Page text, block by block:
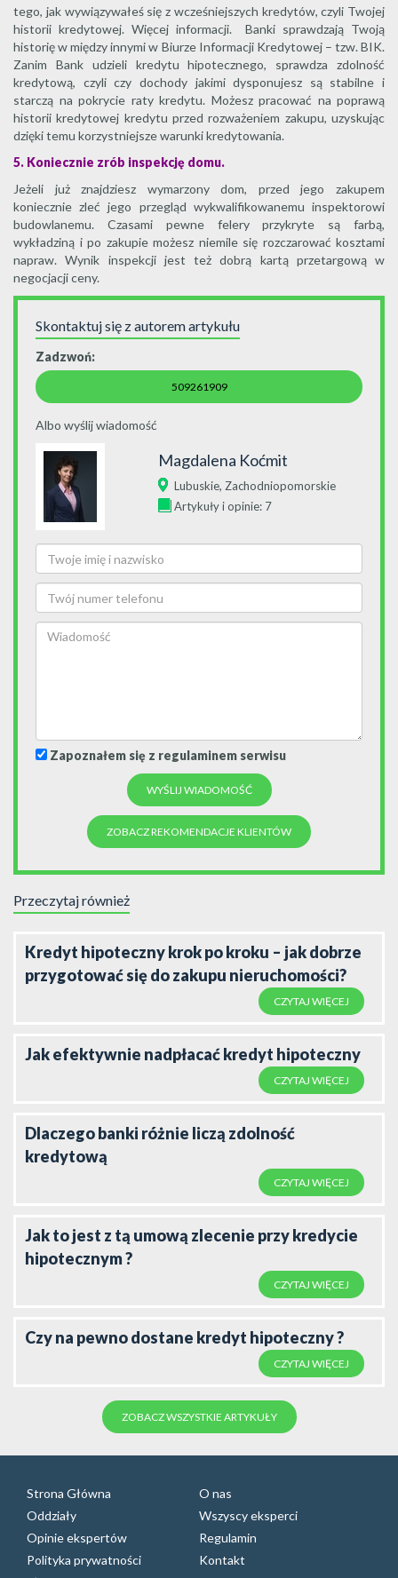
tego, jak wywiązywałeś się z wcześniejszych kredytów, czyli Twojej
historii kredytowej. Więcej informacji. Banki sprawdzają Twoją
historię w między innymi w Biurze Informacji Kredytowej – tzw. BIK.
Zanim Bank udzieli kredytu hipotecznego, sprawdza zdolność
kredytową, czyli czy dochody jakimi dysponujesz są stabilne i
starczą na pokrycie raty kredytu. Możesz pracować na poprawą
historii kredytowej kredytu przed rozważeniem zakupu, uzyskując
dzięki temu korzystniejsze warunki kredytowania.
5. Koniecznie zrób inspekcję domu.
Jeżeli już znajdziesz wymarzony dom, przed jego zakupem
koniecznie zleć jego przegląd wykwalifikowanemu inspektorowi
budowlanemu. Czasami pewne felery przykryte są farbą,
wykładziną i po zakupie możesz niemile się rozczarować kosztami
napraw. Wynik inspekcji jest też dobrą kartą przetargową w
negocjacji ceny.
Skontaktuj się z autorem artykułu
Zadzwoń:
509261909
Albo wyślij wiadomość
Magdalena Koćmit
Lubuskie, Zachodniopomorskie
Artykuły i opinie: 7
Zapoznałem się z regulaminem serwisu
ZOBACZ REKOMENDACJE KLIENTÓW
Przeczytaj również
Kredyt hipoteczny krok po kroku – jak dobrze
przygotować się do zakupu nieruchomości?
CZYTAJ WIĘCEJ
Jak efektywnie nadpłacać kredyt hipoteczny
CZYTAJ WIĘCEJ
Dlaczego banki różnie liczą zdolność
kredytową
CZYTAJ WIĘCEJ
Jak to jest z tą umową zlecenie przy kredycie
hipotecznym ?
CZYTAJ WIĘCEJ
Czy na pewno dostane kredyt hipoteczny ?
CZYTAJ WIĘCEJ
ZOBACZ WSZYSTKIE ARTYKUŁY
Strona Główna
O nas
Oddziały
Wszyscy eksperci
Opinie ekspertów
Regulamin
Polityka prywatności
Kontakt